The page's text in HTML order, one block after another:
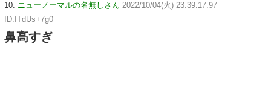
10: ニューノーマルの名無しさん 2022/10/04(火) 23:39:17.97
ID:ITdUs+7g0
鼻高すぎ